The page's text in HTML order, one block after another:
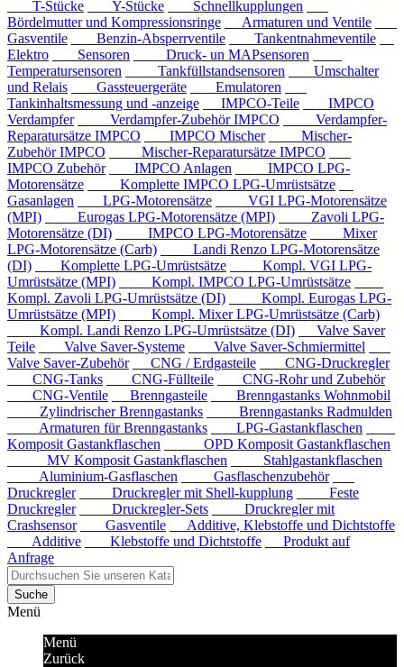
T-Stücke
Y-Stücke
Schnellkupplungen
Bördelmutter und Kompressionsringe
Armaturen und Ventile
Gasventile
Benzin-Absperrventile
Tankentnahmeventile
Elektro
Sensoren
Druck- un MAPsensoren
Temperatursensoren
Tankfüllstandsensoren
Umschalter
und Relais
Gassteuergeräte
Emulatoren
Tankinhaltsmessung und -anzeige
IMPCO-Teile
IMPCO
Verdampfer
Verdampfer-Zubehör IMPCO
Verdampfer-
Reparatursätze IMPCO
IMPCO Mischer
Mischer-
Zubehör IMPCO
Mischer-Reparatursätze IMPCO
IMPCO Zubehör
IMPCO Anlagen
IMPCO LPG-
Motorensätze
Komplette IMPCO LPG-Umrüstsätze
Gasanlagen
LPG-Motorensätze
VGI LPG-Motorensätze
(MPI)
Eurogas LPG-Motorensätze (MPI)
Zavoli LPG-
Motorensätze (DI)
IMPCO LPG-Motorensätze
Mixer
LPG-Motorensätze (Carb)
Landi Renzo LPG-Motorensätze
(DI)
Komplette LPG-Umrüstsätze
Kompl. VGI LPG-
Umrüstsätze (MPI)
Kompl. IMPCO LPG-Umrüstsätze
Kompl. Zavoli LPG-Umrüstsätze (DI)
Kompl. Eurogas LPG-
Umrüstsätze (MPI)
Kompl. Mixer LPG-Umrüstsätze (Carb)
Kompl. Landi Renzo LPG-Umrüstsätze (DI)
Valve Saver
Teile
Valve Saver-Systeme
Valve Saver-Schmiermittel
Valve Saver-Zubehör
CNG / Erdgasteile
CNG-Druckregler
CNG-Tanks
CNG-Füllteile
CNG-Rohr und Zubehör
CNG-Ventile
Brenngasteile
Brenngastanks Wohnmobil
Zylindrischer Brenngastanks
Brenngastanks Radmulden
Armaturen für Brenngastanks
LPG-Gastankflaschen
Komposit Gastankflaschen
OPD Komposit Gastankflaschen
MV Komposit Gastankflaschen
Stahlgastankflaschen
Aluminium-Gasflaschen
Gasflaschenzubehör
Druckregler
Druckregler mit Shell-kupplung
Feste
Druckregler
Druckregler-Sets
Druckregler mit
Crashsensor
Gasventile
Additive, Klebstoffe und Dichtstoffe
Additive
Klebstoffe und Dichtstoffe
Produkt auf
Anfrage
Suche
Menü
Menü
Zurück